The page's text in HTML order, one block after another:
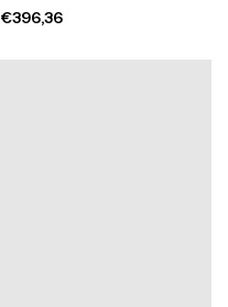
€396,36